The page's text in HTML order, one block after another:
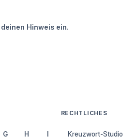
Hinweis ein.
G H I
RECHTLICHES
Kreuzwort-Studio